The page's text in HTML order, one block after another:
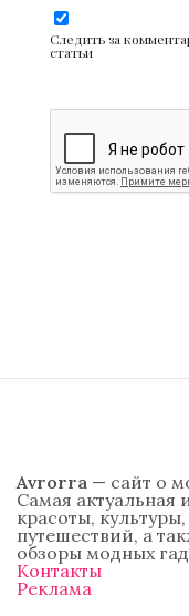
Следить за
статьи
Avrorra — сайт о
Самая
красоты,
путешествий, а
обзоры модных
Контакты
Реклама